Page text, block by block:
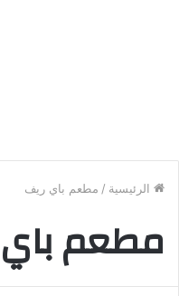
الرئيسية / مطعم باي ريف
مطعم